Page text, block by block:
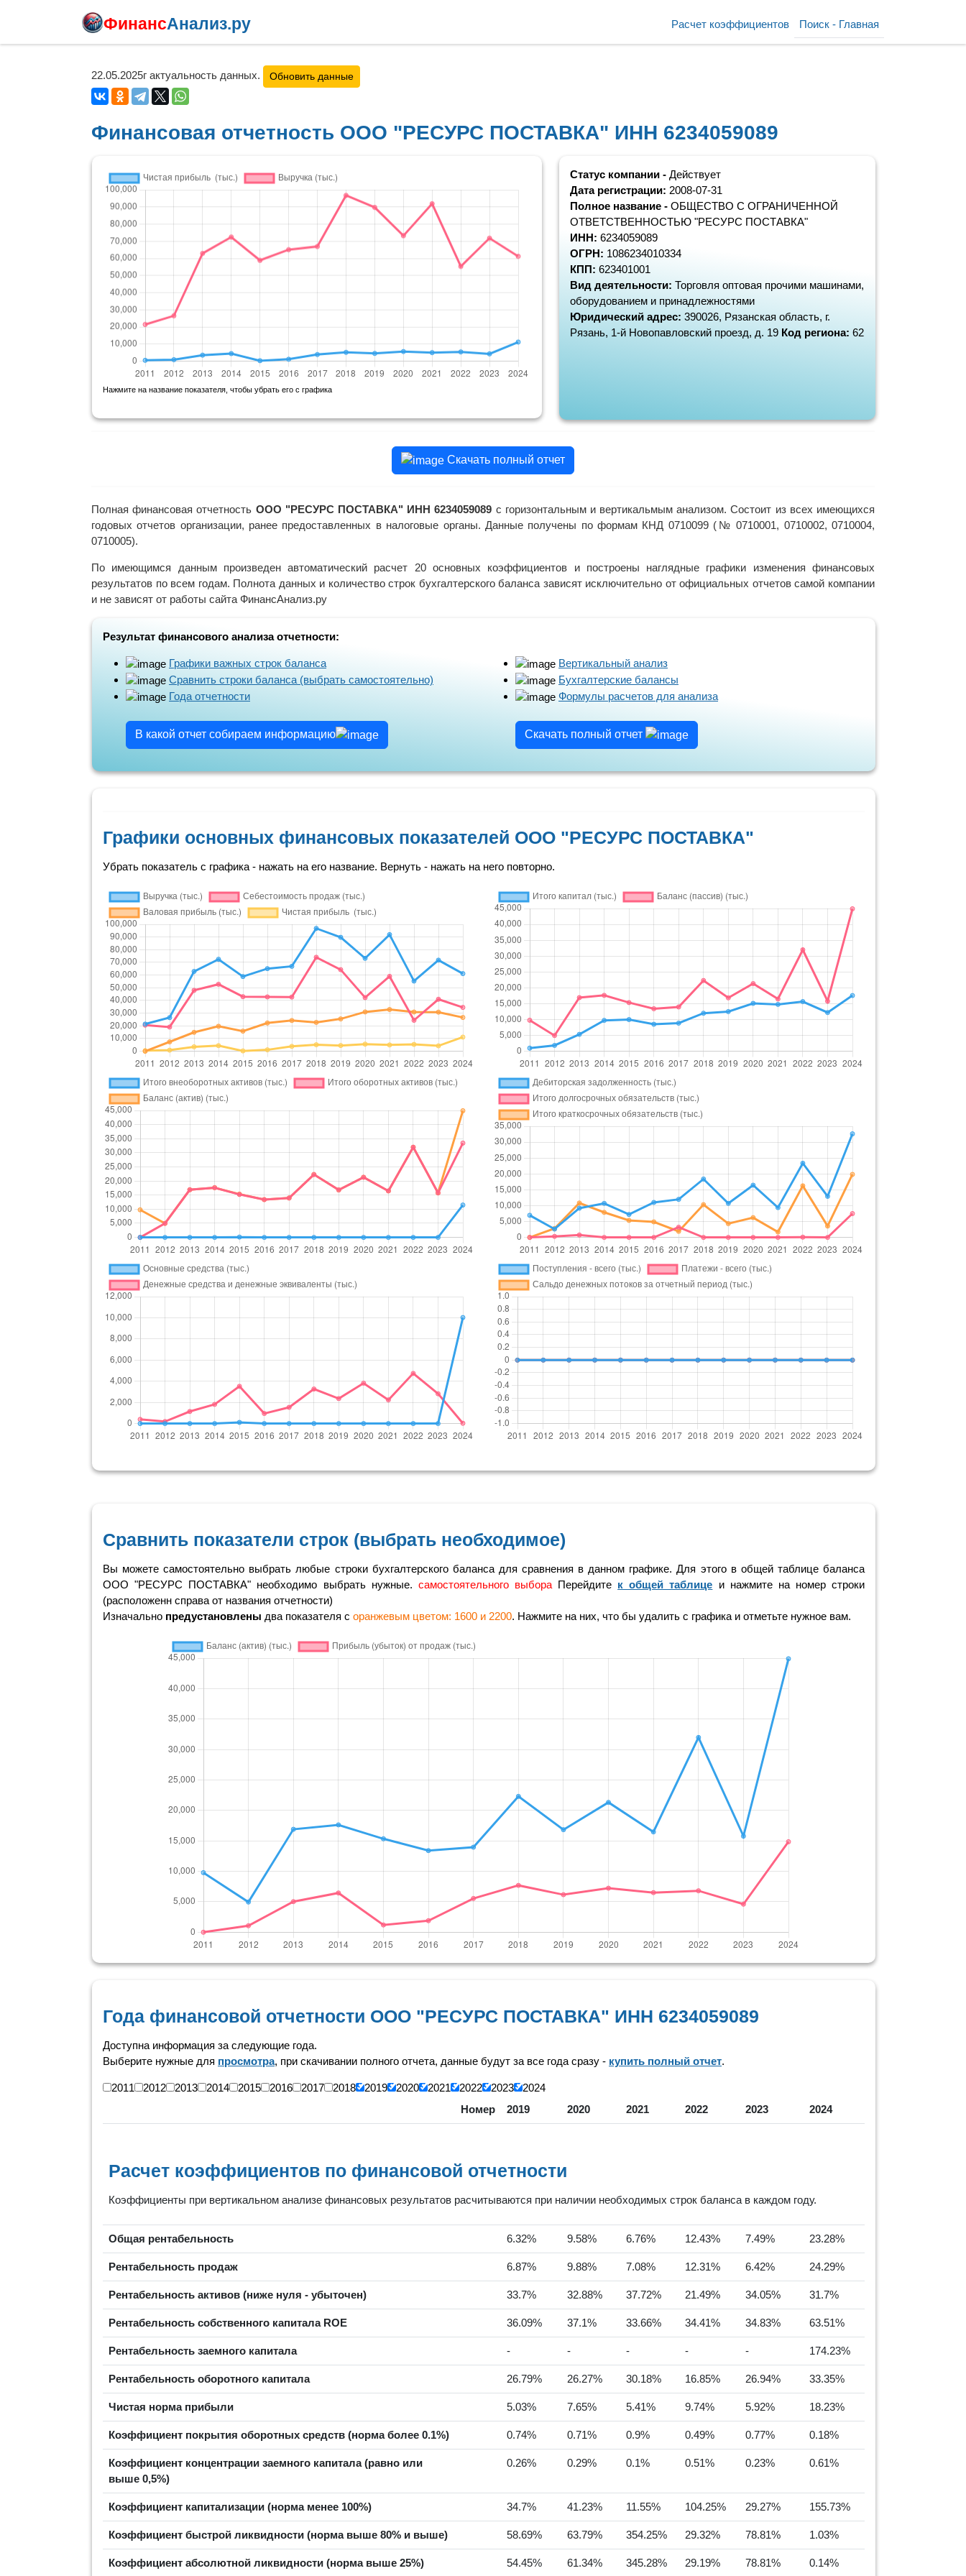
ФинансАнализ.ру Поиск - Главная
Расчет коэффициентов
22.05.2025г актуальность данных. Обновить данные
Финансовая отчетность ООО "РЕСУРС ПОСТАВКА" ИНН 6234059089
Нажмите на название показателя, чтобы убрать его с графика
Статус компании - Действует
Дата регистрации: 2008-07-31
Полное название - ОБЩЕСТВО С ОГРАНИЧЕННОЙ
ОТВЕТСТВЕННОСТЬЮ "РЕСУРС ПОСТАВКА"
ИНН: 6234059089
ОГРН: 1086234010334
КПП: 623401001
Вид деятельности: Торговля оптовая прочими машинами,
оборудованием и принадлежностями
Юридический адрес: 390026, Рязанская область, г.
Рязань, 1-й Новопавловский проезд, д. 19 Код региона: 62
Скачать полный отчет
Полная финансовая отчетность ООО "РЕСУРС ПОСТАВКА" ИНН 6234059089 с горизонтальным и вертикальмым анализом. Состоит из всех имеющихся
годовых отчетов организации, ранее предоставленных в налоговые органы. Данные получены по формам КНД 0710099 (№ 0710001, 0710002, 0710004,
0710005).
По имеющимся данным произведен автоматический расчет 20 основных коэффициентов и построены наглядные графики изменения финансовых
результатов по всем годам. Полнота данных и количество строк бухгалтерского баланса зависят исключительно от официальных отчетов самой компании
и не зависят от работы сайта ФинансАнализ.ру
Результат финансового анализа отчетности:
Графики важных строк баланса
Сравнить строки баланса (выбрать самостоятельно)
Года отчетности
В какой отчет собираем информацию
Вертикальный анализ
Бухгалтерские балансы
Формулы расчетов для анализа
Скачать полный отчет
Графики основных финансовых показателей ООО "РЕСУРС ПОСТАВКА"
Убрать показатель с графика - нажать на его название. Вернуть - нажать на него повторно.
Сравнить показатели строк (выбрать необходимое)
Вы можете самостоятельно выбрать любые строки бухгалтерского баланса для сравнения в данном графике. Для этого в общей таблице баланса
ООО "РЕСУРС ПОСТАВКА" необходимо выбрать нужные. самостоятельного выбораПерейдите к общей таблице и нажмите на номер строки
(расположенн справа от названия отчетности)
Изначально предустановлены два показателя с оранжевым цветом: 1600 и 2200. Нажмите на них, что бы удалить с графика и отметьте нужное вам.
Года финансовой отчетности ООО "РЕСУРС ПОСТАВКА" ИНН 6234059089
Доступна информация за следующие года.
Выберите нужные для просмотра, при скачивании полного отчета, данные будут за все года сразу - купить полный отчет.
2011 2012 2013 2014 2015 2016 2017 2018 2019 2020 2021 2022 2023
2024
Номер
2019 2020 2021 2022 2023 2024
Расчет коэффициентов по финансовой отчетности
Коэффициенты при вертикальном анализе финансовых результатов расчитываются при наличии необходимых строк баланса в каждом году.
Общая рентабельность 6.32% 9.58% 6.76% 12.43% 7.49% 23.28%
Рентабельность продаж 6.87% 9.88% 7.08% 12.31% 6.42% 24.29%
Рентабельность активов (ниже нуля - убыточен) 33.7% 32.88% 37.72% 21.49% 34.05% 31.7%
Рентабельность собственного капитала ROE 36.09% 37.1% 33.66% 34.41% 34.83% 63.51%
Рентабельность заемного капитала - - - - - 174.23%
Рентабельность оборотного капитала 26.79% 26.27% 30.18% 16.85% 26.94% 33.35%
Чистая норма прибыли 5.03% 7.65% 5.41% 9.74% 5.92% 18.23%
Коэффициент покрытия оборотных средств (норма более 0.1%) 0.74% 0.71% 0.9% 0.49% 0.77% 0.18%
Коэффициент концентрации заемного капитала (равно или
выше 0,5%)
0.26% 0.29% 0.1% 0.51% 0.23% 0.61%
Коэффициент капитализации (норма менее 100%) 34.7% 41.23% 11.55% 104.25% 29.27% 155.73%
Коэффициент быстрой ликвидности (норма выше 80% и выше) 58.69% 63.79% 354.25% 29.32% 78.81% 1.03%
Коэффициент абсолютной ликвидности (норма выше 25%) 54.45% 61.34% 345.28% 29.19% 78.81% 0.14%